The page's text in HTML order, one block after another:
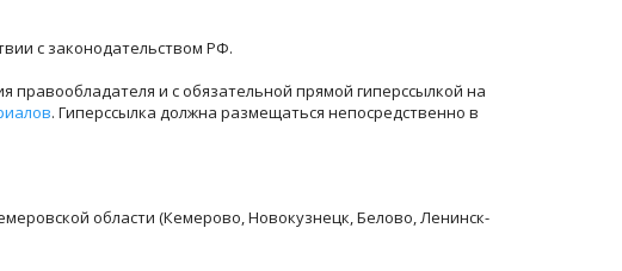
с законодательством РФ.
правообладателя и с обязательной прямой гиперссылкой на
. Гиперссылка должна размещаться непосредственно в
области (Кемерово, Новокузнецк, Белово, Ленинск-